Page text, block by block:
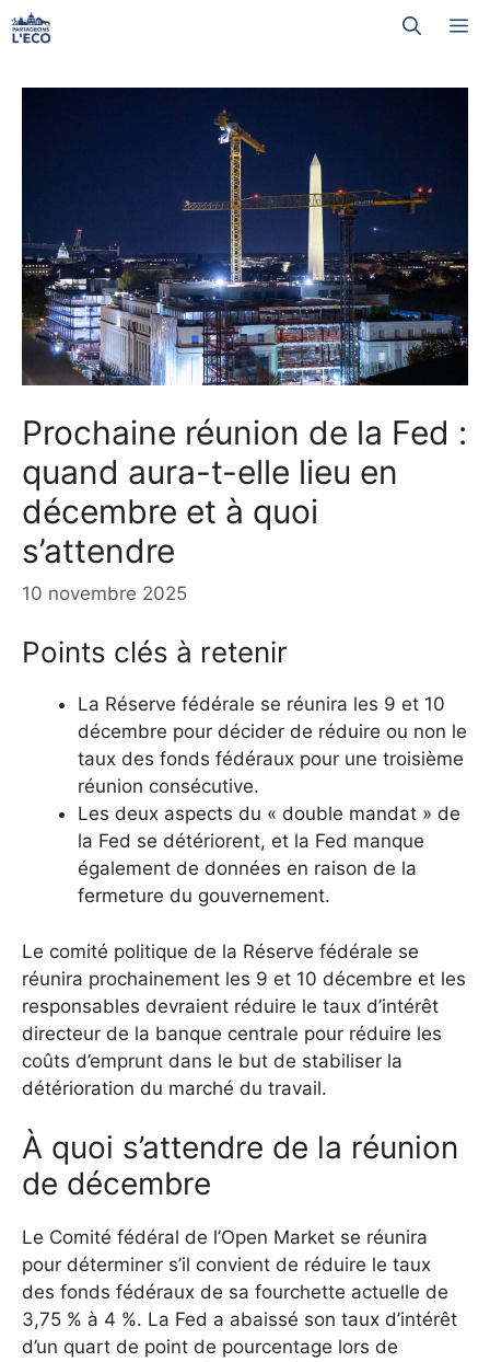
Aller
au
Prochaine réunion de la Fed :
quand aura-t-elle lieu en
décembre et à quoi
s’attendre
10 novembre 2025
Points clés à retenir
La Réserve fédérale se réunira les 9 et 10
décembre pour décider de réduire ou non le
taux des fonds fédéraux pour une troisième
réunion consécutive.
Les deux aspects du « double mandat » de
la Fed se détériorent, et la Fed manque
également de données en raison de la
fermeture du gouvernement.
Le comité politique de la Réserve fédérale se
réunira prochainement les 9 et 10 décembre et les
responsables devraient réduire le taux d’intérêt
directeur de la banque centrale pour réduire les
coûts d’emprunt dans le but de stabiliser la
détérioration du marché du travail.
À quoi s’attendre de la réunion
de décembre
Le Comité fédéral de l’Open Market se réunira
pour déterminer s’il convient de réduire le taux
des fonds fédéraux de sa fourchette actuelle de
3,75 % à 4 %. La Fed a abaissé son taux d’intérêt
d’un quart de point de pourcentage lors de